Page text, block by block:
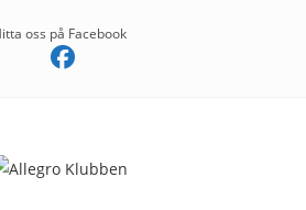
oss på Facebook